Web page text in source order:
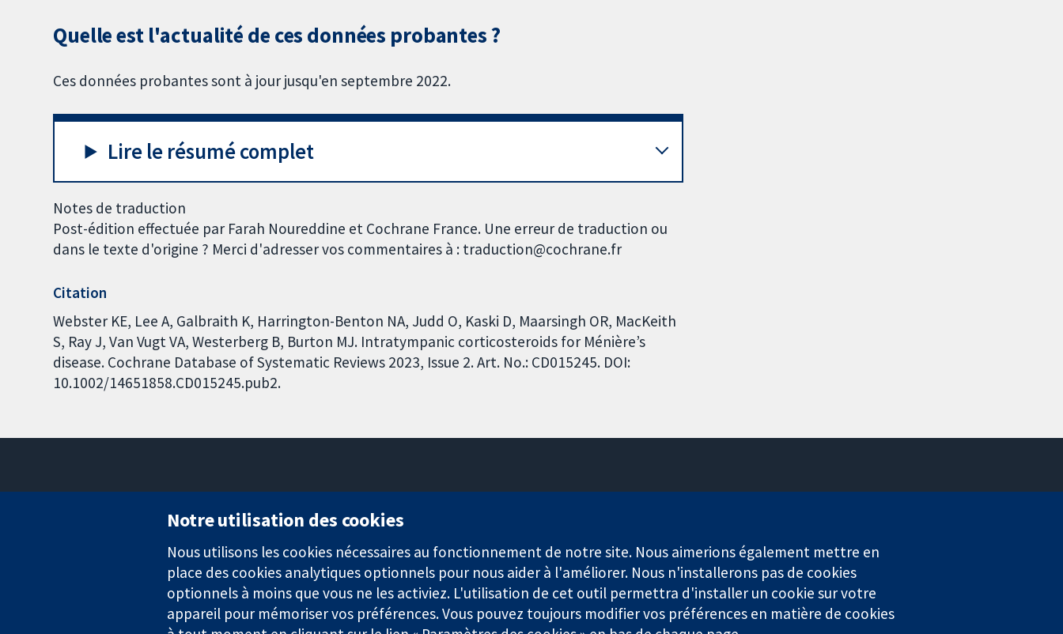
Quelle est l'actualité de ces données probantes ?
Ces données probantes sont à jour jusqu'en septembre 2022.
Lire le résumé complet
Notes de traduction
Post-édition effectuée par Farah Noureddine et Cochrane France. Une erreur de traduction ou
dans le texte d'origine ? Merci d'adresser vos commentaires à : traduction@cochrane.fr
Citation
Webster KE, Lee A, Galbraith K, Harrington-Benton NA, Judd O, Kaski D, Maarsingh OR, MacKeith
S, Ray J, Van Vugt VA, Westerberg B, Burton MJ. Intratympanic corticosteroids for Ménière’s
disease. Cochrane Database of Systematic Reviews 2023, Issue 2. Art. No.: CD015245. DOI:
10.1002/14651858.CD015245.pub2.
Londres
W1G0AN
Royaume-Uni
Service de presse
Qui sommes-nous
Offres d'emploi
Cochrane Library
Notre utilisation des cookies
Nous utilisons les cookies nécessaires au fonctionnement de notre site. Nous aimerions également mettre en
place des cookies analytiques optionnels pour nous aider à l'améliorer. Nous n'installerons pas de cookies
optionnels à moins que vous ne les activiez. L'utilisation de cet outil permettra d'installer un cookie sur votre
appareil pour mémoriser vos préférences. Vous pouvez toujours modifier vos préférences en matière de cookies